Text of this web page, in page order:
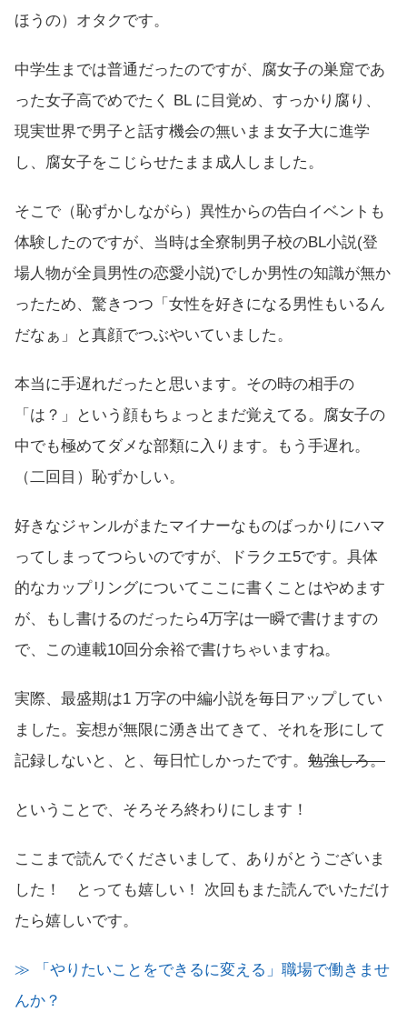
ほうの）オタクです。
中学生までは普通だったのですが、腐女子の巣窟であ
った女子高でめでたく BL に目覚め、すっかり腐り、
現実世界で男子と話す機会の無いまま女子大に進学
し、腐女子をこじらせたまま成人しました。
そこで（恥ずかしながら）異性からの告白イベントも
体験したのですが、当時は全寮制男子校のBL小説(登
場人物が全員男性の恋愛小説)でしか男性の知識が無か
ったため、驚きつつ「女性を好きになる男性もいるん
だなぁ」と真顔でつぶやいていました。
本当に手遅れだったと思います。その時の相手の
「は？」という顔もちょっとまだ覚えてる。腐女子の
中でも極めてダメな部類に入ります。もう手遅れ。
（二回目）恥ずかしい。
好きなジャンルがまたマイナーなものばっかりにハマ
ってしまってつらいのですが、ドラクエ5です。具体
的なカップリングについてここに書くことはやめます
が、もし書けるのだったら4万字は一瞬で書けますの
で、この連載10回分余裕で書けちゃいますね。
実際、最盛期は1 万字の中編小説を毎日アップしてい
ました。妄想が無限に湧き出てきて、それを形にして
記録しないと、と、毎日忙しかったです。 勉強しろ。
ということで、そろそろ終わりにします！
ここまで読んでくださいまして、ありがとうございま
した！ とっても嬉しい！ 次回もまた読んでいただけ
たら嬉しいです。
≫ 「やりたいことをできるに変える」職場で働きませ
んか？